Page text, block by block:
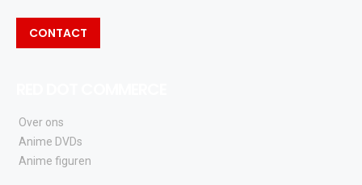
CONTACT
Over ons
Anime DVDs
Anime figuren